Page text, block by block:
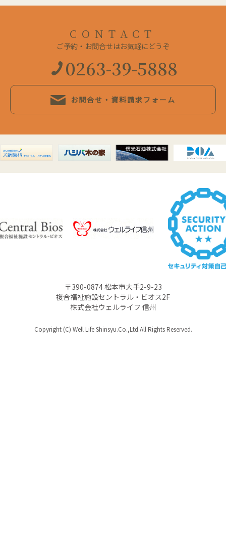
CONTACT
ご予約・お問合せはお気軽にどうぞ
0263-39-5888
お問合せ・資料請求フォーム
〒390-0874 松本市大手2-9-23
複合福祉施設セントラル・ビオス2F
株式会社ウェルライフ 信州
Copyright (C) Well Life Shinsyu.Co.,Ltd.All Rights Reserved.